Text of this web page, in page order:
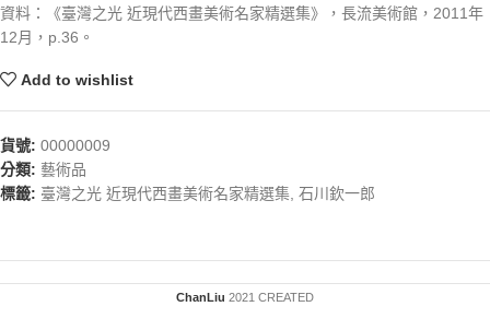
資料：《臺灣之光 近現代西畫美術名家精選集》，長流美術館，2011年
12月，p.36。
Add to wishlist
貨號: 00000009
分類: 藝術品
標籤: 臺灣之光 近現代西畫美術名家精選集, 石川欽一郎
ChanLiu 2021 CREATED